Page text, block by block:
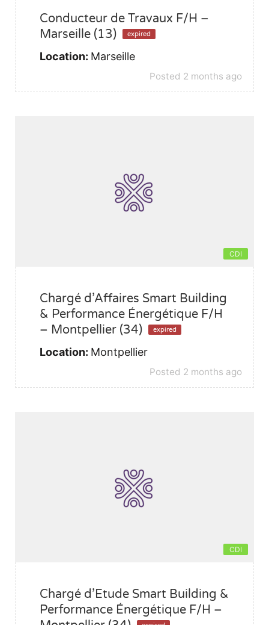
Conducteur de Travaux F/H –
Marseille (13)
expired
Location: Marseille
Posted 2 months ago
CDI
Chargé d’Affaires Smart Building
& Performance Énergétique F/H
– Montpellier (34)
expired
Location: Montpellier
Posted 2 months ago
CDI
Chargé d’Etude Smart Building &
Performance Énergétique F/H –